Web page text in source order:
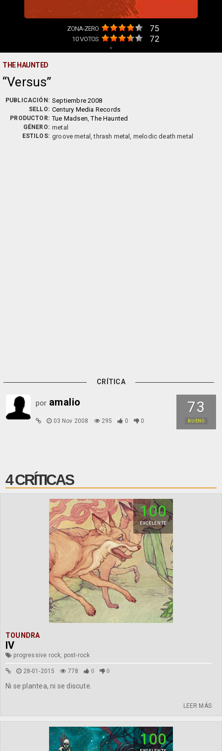
ZONA-ZERO 75
10VOTOS 72
+
THE HAUNTED
Versus
PUBLICACIÓN: Septiembre 2008
SELLO: Century Media Records
PRODUCTOR: Tue Madsen,The Haunted
GÉNERO: metal
ESTILOS: groove metal, thrash metal, melodic death metal
CRÍTICA
73
BUENO
por amalio
03 Nov 2008 295 0 0
4 CRÍTICAS
100
EXCELENTE
TOUNDRA
IV
progressive rock, post-rock
28-01-2015 778 0 0
Ni se plantea, ni se discute.
LEER MÁS
100